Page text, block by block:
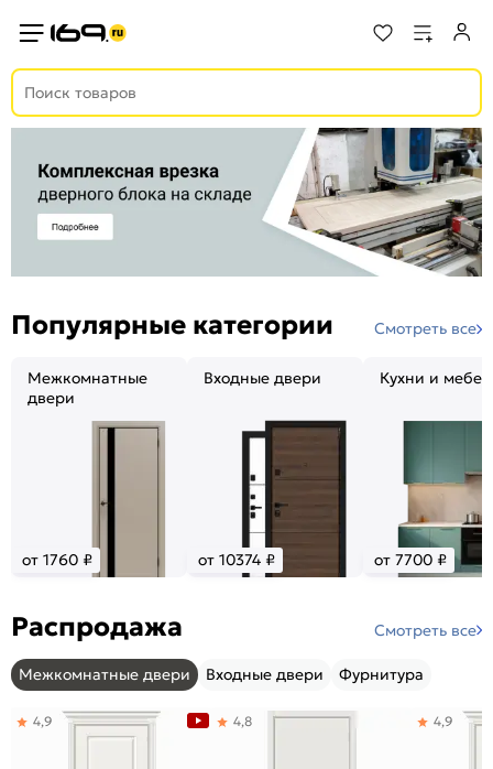
Популярные категории Смотреть все
Межкомнатные
двери
от 1760 ₽
Входные двери
от 10374 ₽
Кухни и
от 7700 ₽
Распродажа Смотреть все
Межкомнатные двери Входные двери Фурнитура
4,9 4,8 4,9